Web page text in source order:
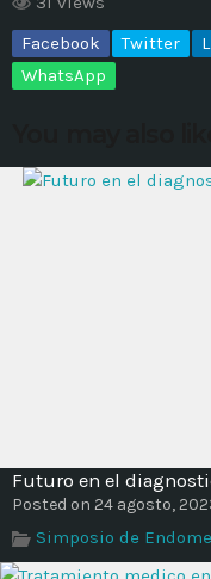
MOST UPVOTED
Validating
Time
Facebook
Twitter
WhatsApp
Futuro en el
Posted on 24 agosto,
Simposio de